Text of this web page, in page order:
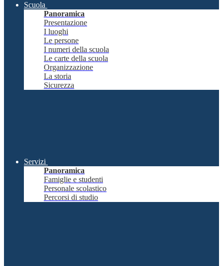
Scuola
Panoramica
Presentazione
I luoghi
Le persone
I numeri della scuola
Le carte della scuola
Organizzazione
La storia
Sicurezza
Servizi
Panoramica
Famiglie e studenti
Personale scolastico
Percorsi di studio